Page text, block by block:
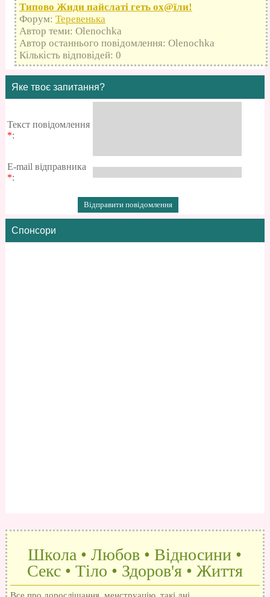
Типово Жиди пайслаті геть оx@їли!
Форум: Теревенька
Автор теми: Olenochka
Автор останнього повідомлення: Olenochka
Кількість відповідей: 0
Яке твоє запитання?
Текст повідомлення
*:
E-mail відправника
*:
Спонсори
Школа • Любов • Відносини •
Секс • Тіло • Здоров'я • Життя